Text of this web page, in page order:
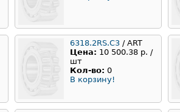
6318.2RS.C3 / ART
Цена: 10 500.38 р. /
шт
Кол-во: 0
В корзину!